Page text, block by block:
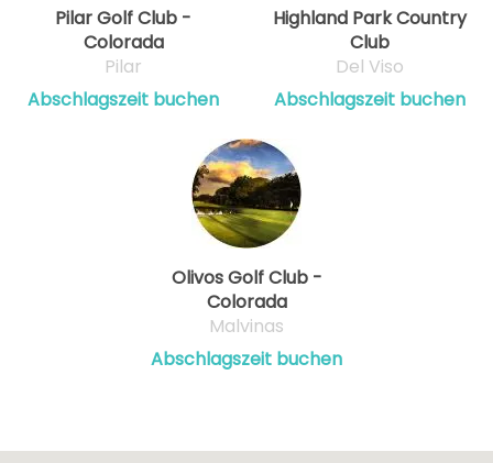
Pilar Golf Club -
Colorada
Pilar
Abschlagszeit buchen
Highland Park Country
Club
Del Viso
Abschlagszeit buchen
Olivos Golf Club -
Colorada
Malvinas
Abschlagszeit buchen